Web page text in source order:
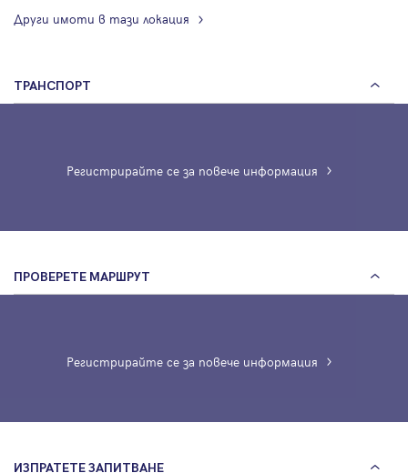
Други имоти в тази локация
ТРАНСПОРТ
Регистрирайте се за повече информация
ПРОВЕРЕТЕ МАРШРУТ
Регистрирайте се за повече информация
ИЗПРАТЕТЕ ЗАПИТВАНЕ